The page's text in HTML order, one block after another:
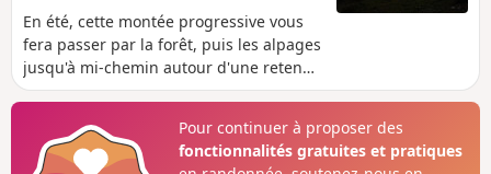
En été, cette montée progressive vous
fera passer par la forêt, puis les alpages
jusqu'à mi-chemin autour d'une retenue
artificielle de toute beauté. (classement
chemin forestier très pentu (classement
difficile) aboutissant au belvédère situé
Pour continuer à proposer des
fonctionnalités gratuites et pratiques